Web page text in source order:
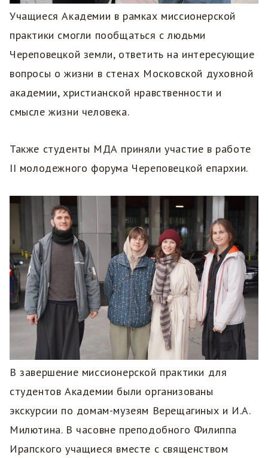
Учащиеся Академии в рамках миссионерской
практики смогли пообщаться с людьми
Череповецкой земли, ответить на интересующие
вопросы о жизни в стенах Московской духовной
академии, христианской нравственности и
смысле жизни человека.
Также студенты МДА приняли участие в работе
II молодежного форума Череповецкой епархии.
В завершение миссионерской практики для
студентов Академии были организованы
экскурсии по домам-музеям Верещагиных и И.А.
Милютина. В часовне преподобного Филиппа
Ирапского учащиеся вместе с священством